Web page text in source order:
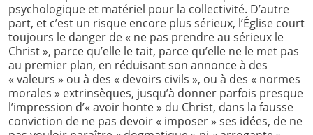
psychologique et matériel pour la collectivité. D’autre
part, et c’est un risque encore plus sérieux, l’Église court
toujours le danger de « ne pas prendre au sérieux le
Christ », parce qu’elle le tait, parce qu’elle ne le met pas
au premier plan, en réduisant son annonce à des
« valeurs » ou à des « devoirs civils », ou à des « normes
morales » extrinsèques, jusqu’à donner parfois presque
l’impression d’« avoir honte » du Christ, dans la fausse
conviction de ne pas devoir « imposer » ses idées, de ne